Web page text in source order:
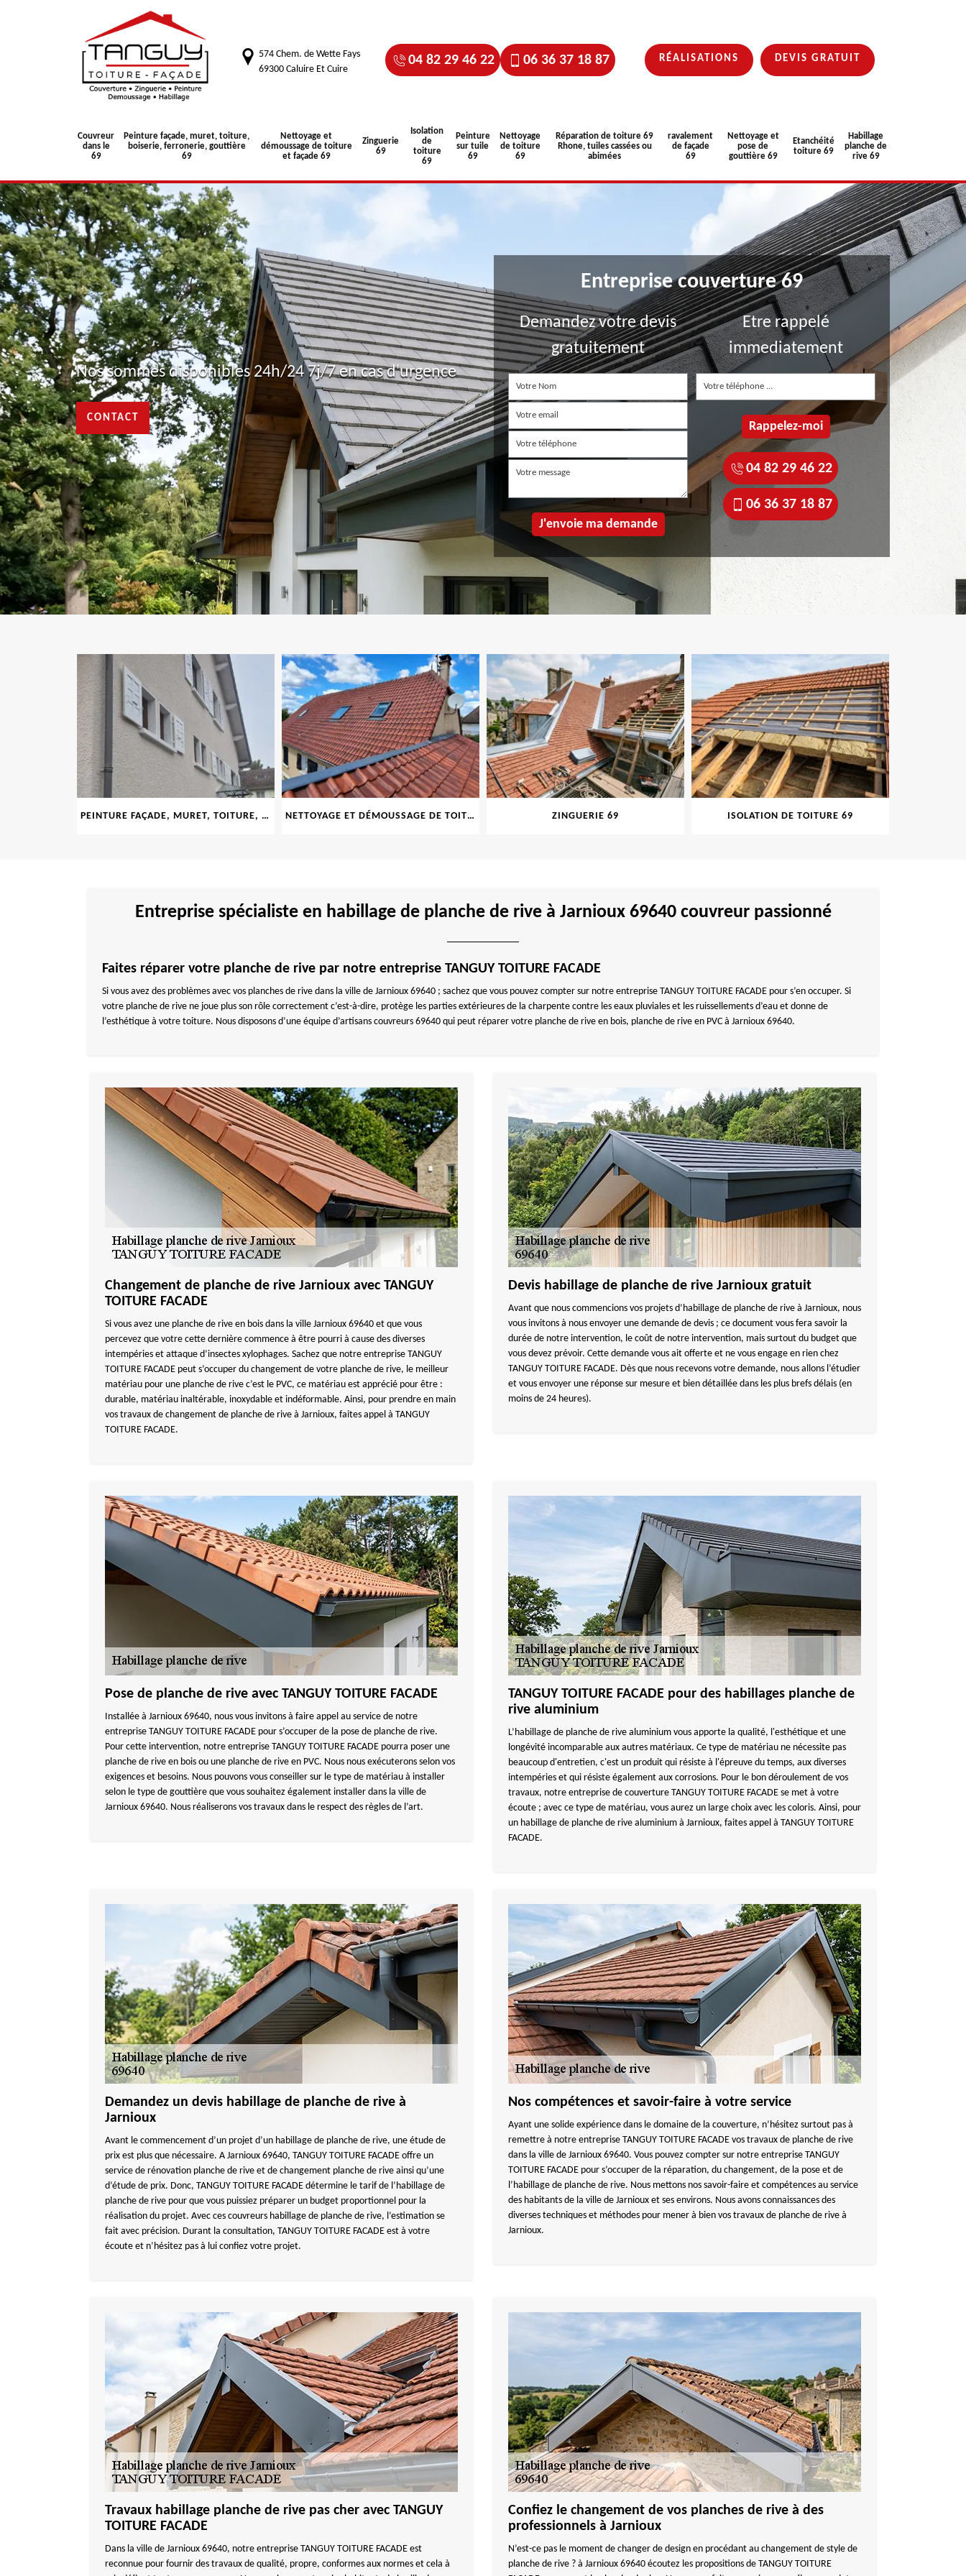
574 Chem. de Wette Fays
69300 Caluire Et Cuire
04 82 29 46 22 06 36 37 18 87 RÉALISATIONS DEVIS GRATUIT
Couvreur
dans le
69
Peinture façade, muret, toiture,
boiserie, ferronerie, gouttière
69
Nettoyage et
démoussage de toiture
et façade 69
Zinguerie
69
Isolation
de
toiture
69
Peinture
sur tuile
69
Nettoyage
de toiture
69
Réparation de toiture 69
Rhone, tuiles cassées ou
abimées
ravalement
de façade
69
Nettoyage et
pose de
gouttière 69
Etanchéité
toiture 69
Habillage
planche de
rive 69
Nos sommes disponibles 24h/24 7j/7 en cas d'urgence
CONTACT
Entreprise couverture 69
Demandez votre devis
gratuitement
Etre rappelé
immediatement
04 82 29 46 22
06 36 37 18 87
PEINTURE FAÇADE, MURET, TOITURE, BOISERIE, FERRONERIE, GOUTTIÈRE 69 NETTOYAGE ET DÉMOUSSAGE DE TOITURE ET FAÇADE 69 ZINGUERIE 69 ISOLATION DE TOITURE 69
Entreprise spécialiste en habillage de planche de rive à Jarnioux 69640 couvreur passionné
Faites réparer votre planche de rive par notre entreprise TANGUY TOITURE FACADE
Si vous avez des problèmes avec vos planches de rive dans la ville de Jarnioux 69640 ; sachez que vous pouvez compter sur notre entreprise TANGUY TOITURE FACADE pour s’en occuper. Si
votre planche de rive ne joue plus son rôle correctement c’est-à-dire, protège les parties extérieures de la charpente contre les eaux pluviales et les ruissellements d’eau et donne de
l’esthétique à votre toiture. Nous disposons d’une équipe d’artisans couvreurs 69640 qui peut réparer votre planche de rive en bois, planche de rive en PVC à Jarnioux 69640.
Changement de planche de rive Jarnioux avec TANGUY
TOITURE FACADE
Si vous avez une planche de rive en bois dans la ville Jarnioux 69640 et que vous
percevez que votre cette dernière commence à être pourri à cause des diverses
intempéries et attaque d’insectes xylophages. Sachez que notre entreprise TANGUY
TOITURE FACADE peut s’occuper du changement de votre planche de rive, le meilleur
matériau pour une planche de rive c’est le PVC, ce matériau est apprécié pour être :
durable, matériau inaltérable, inoxydable et indéformable. Ainsi, pour prendre en main
vos travaux de changement de planche de rive à Jarnioux, faites appel à TANGUY
TOITURE FACADE.
Devis habillage de planche de rive Jarnioux gratuit
Avant que nous commencions vos projets d’habillage de planche de rive à Jarnioux, nous
vous invitons à nous envoyer une demande de devis ; ce document vous fera savoir la
durée de notre intervention, le coût de notre intervention, mais surtout du budget que
vous devez prévoir. Cette demande vous ait offerte et ne vous engage en rien chez
TANGUY TOITURE FACADE. Dès que nous recevons votre demande, nous allons l’étudier
et vous envoyer une réponse sur mesure et bien détaillée dans les plus brefs délais (en
moins de 24 heures).
Pose de planche de rive avec TANGUY TOITURE FACADE
Installée à Jarnioux 69640, nous vous invitons à faire appel au service de notre
entreprise TANGUY TOITURE FACADE pour s’occuper de la pose de planche de rive.
Pour cette intervention, notre entreprise TANGUY TOITURE FACADE pourra poser une
planche de rive en bois ou une planche de rive en PVC. Nous nous exécuterons selon vos
exigences et besoins. Nous pouvons vous conseiller sur le type de matériau à installer
selon le type de gouttière que vous souhaitez également installer dans la ville de
Jarnioux 69640. Nous réaliserons vos travaux dans le respect des règles de l’art.
TANGUY TOITURE FACADE pour des habillages planche de
rive aluminium
L’habillage de planche de rive aluminium vous apporte la qualité, l'esthétique et une
longévité incomparable aux autres matériaux. Ce type de matériau ne nécessite pas
beaucoup d'entretien, c'est un produit qui résiste à l'épreuve du temps, aux diverses
intempéries et qui résiste également aux corrosions. Pour le bon déroulement de vos
travaux, notre entreprise de couverture TANGUY TOITURE FACADE se met à votre
écoute ; avec ce type de matériau, vous aurez un large choix avec les coloris. Ainsi, pour
un habillage de planche de rive aluminium à Jarnioux, faites appel à TANGUY TOITURE
FACADE.
Demandez un devis habillage de planche de rive à
Jarnioux
Avant le commencement d’un projet d’un habillage de planche de rive, une étude de
prix est plus que nécessaire. A Jarnioux 69640, TANGUY TOITURE FACADE offre un
service de rénovation planche de rive et de changement planche de rive ainsi qu’une
d’étude de prix. Donc, TANGUY TOITURE FACADE détermine le tarif de l’habillage de
planche de rive pour que vous puissiez préparer un budget proportionnel pour la
réalisation du projet. Avec ces couvreurs habillage de planche de rive, l’estimation se
fait avec précision. Durant la consultation, TANGUY TOITURE FACADE est à votre
écoute et n’hésitez pas à lui confiez votre projet.
Nos compétences et savoir-faire à votre service
Ayant une solide expérience dans le domaine de la couverture, n’hésitez surtout pas à
remettre à notre entreprise TANGUY TOITURE FACADE vos travaux de planche de rive
dans la ville de Jarnioux 69640. Vous pouvez compter sur notre entreprise TANGUY
TOITURE FACADE pour s’occuper de la réparation, du changement, de la pose et de
l’habillage de planche de rive. Nous mettons nos savoir-faire et compétences au service
des habitants de la ville de Jarnioux et ses environs. Nous avons connaissances des
diverses techniques et méthodes pour mener à bien vos travaux de planche de rive à
Jarnioux.
Travaux habillage planche de rive pas cher avec TANGUY
TOITURE FACADE
Dans la ville de Jarnioux 69640, notre entreprise TANGUY TOITURE FACADE est
reconnue pour fournir des travaux de qualité, propre, conformes aux normes et cela à
Confiez le changement de vos planches de rive à des
professionnels à Jarnioux
N’est-ce pas le moment de changer de design en procédant au changement de style de
planche de rive ? à Jarnioux 69640 écoutez les propositions de TANGUY TOITURE